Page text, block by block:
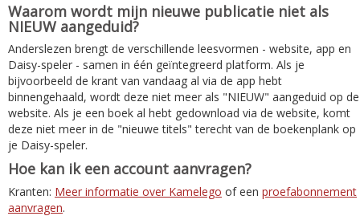
Waarom wordt mijn nieuwe publicatie niet als
NIEUW aangeduid?
Anderslezen brengt de verschillende leesvormen - website, app en
Daisy-speler - samen in één geïntegreerd platform. Als je
bijvoorbeeld de krant van vandaag al via de app hebt
binnengehaald, wordt deze niet meer als "NIEUW" aangeduid op de
website. Als je een boek al hebt gedownload via de website, komt
deze niet meer in de "nieuwe titels" terecht van de boekenplank op
je Daisy-speler.
Hoe kan ik een account aanvragen?
Kranten: Meer informatie over Kamelego of een proefabonnement
aanvragen.